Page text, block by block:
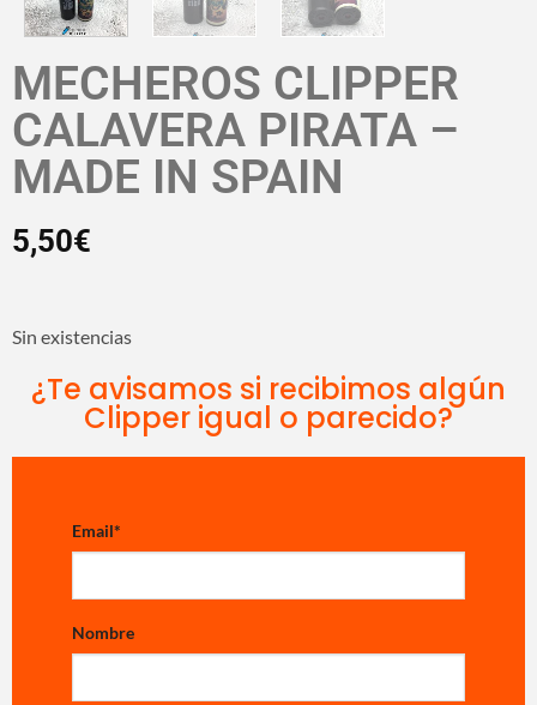
MECHEROS CLIPPER
CALAVERA PIRATA –
MADE IN SPAIN
5,50€
Sin existencias
¿Te avisamos si recibimos algún
Clipper igual o parecido?
Email*
Nombre